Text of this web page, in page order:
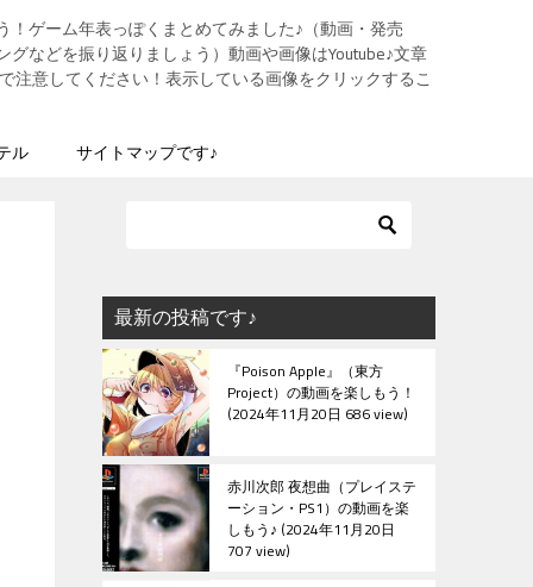
ゲーム年表っぽくまとめてみました♪（動画・発売
などを振り返りましょう）動画や画像はYoutube♪文章
注意してください！表示している画像をクリックするこ
ル サイトマップです♪
最新の投稿です♪
『Poison Apple』（東方
Project）の動画を楽しもう！
2024年11月20日 686 view
赤川次郎 夜想曲（プレイステ
ーション・PS1）の動画を楽
しもう♪ 2024年11月20日
707 view